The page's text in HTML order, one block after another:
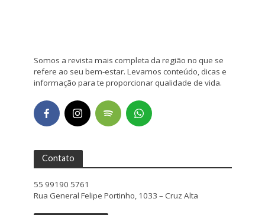
Somos a revista mais completa da região no que se
refere ao seu bem-estar. Levamos conteúdo, dicas e
informação para te proporcionar qualidade de vida.
Contato
55 99190 5761
Rua General Felipe Portinho, 1033 – Cruz Alta